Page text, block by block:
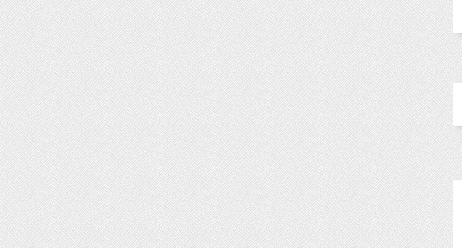
افزایش دما در نیمه شمالی کشور از امروز
تا یکشنبه